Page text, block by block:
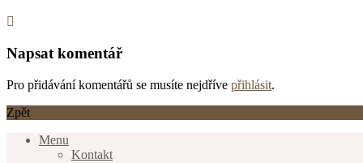
Napsat komentář
Pro přidávání komentářů se musíte nejdříve přihlásit.
Zpět
Menu
Kontakt